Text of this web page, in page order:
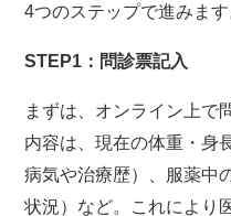
4つのステップで進みます
STEP1：問診票記入
まずは、オンライン上で
内容は、現在の体重・身
病気や治療歴）、服薬中
状況）など。これにより